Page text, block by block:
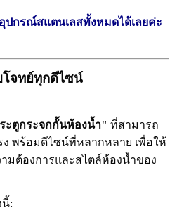
ปกรณ์สแตนเลสทั้งหมดได้เลยค่ะ
จทย์ทุกดีไซน์
ะตูกระจกกั้นห้องน้ำ" ที่สามารถ
พร้อมดีไซน์ที่หลากหลาย เพื่อให้
มต้องการและสไตล์ห้องน้ำของ
นี้: